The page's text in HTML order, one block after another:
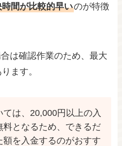
時間が比較的早いのが特徴
は確認作業のため、最大
ます。
は、20,000円以上の入
料となるため、できるだ
額を入金するのがおすす